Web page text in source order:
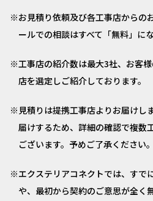
お見積り依頼及び各工事店からの
ールでの相談はすべて「無料」にな
工事店の紹介数は最大3社、お客
店を選定しご紹介しております。
見積りは提携工事店よりお届けし
届けするため、詳細の確認で複数
ございます。予めご了承ください。
エクステリアコネクトでは、すで
や、最初から契約のご意思が全く